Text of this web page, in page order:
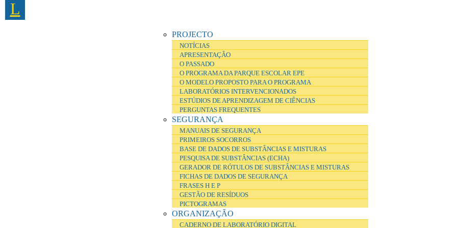
Passar para o conteúdo principal
L
PROJECTO
NOTÍCIAS
APRESENTAÇÃO
O PASSADO
O PROGRAMA DA PARQUE ESCOLAR EPE
O MODELO PROPOSTO PARA O PROGRAMA
LABORATÓRIOS INTERVENCIONADOS
ESTÚDIOS DE APRENDIZAGEM DE CIÊNCIAS
PERGUNTAS FREQUENTES
SEGURANÇA
MANUAIS DE SEGURANÇA
PRIMEIROS SOCORROS
BASE DE DADOS DE SUBSTÂNCIAS E MISTURAS
PESQUISA DE SUBSTÂNCIAS (ECHA)
GERADOR DE RÓTULOS DE SUBSTÂNCIAS E MISTURAS
FICHAS DE DADOS DE SEGURANÇA
FRASES H E P
GESTÃO DE RESÍDUOS
PICTOGRAMAS
ORGANIZAÇÃO
CADERNO DE LABORATÓRIO DIGITAL